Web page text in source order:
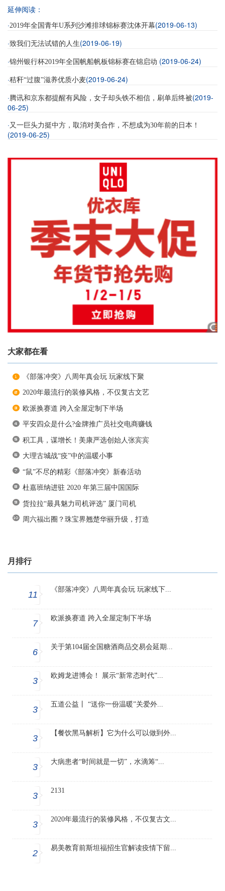
延伸阅读：
·2019年全国青年U系列沙滩排球锦标赛沈体开幕(2019-06-13)
·致我们无法试错的人生(2019-06-19)
·锦州银行杯2019年全国帆船帆板锦标赛在锦启动 (2019-06-24)
·秸秆“过腹”滋养优质小麦(2019-06-24)
·腾讯和京东都提醒有风险，女子却头铁不相信，刷单后终被(2019-
06-25)
· 又一巨头力挺中方，取消对美合作，不想成为30年前的日本！
(2019-06-25)
大家都在看
《部落冲突》八周年真会玩 玩家线下聚
2020年最流行的装修风格，不仅复古文艺
欧派换赛道 跨入全屋定制下半场
平安四众是什么?金牌推广员社交电商赚钱
积工具，谋增长！美康严选创始人张宾宾
大理古城战“疫”中的温暖小事
“鼠”不尽的精彩《部落冲突》新春活动
杜嘉班纳进驻 2020 年第三届中国国际
货拉拉“最具魅力司机评选” 厦门司机
周六福出圈？珠宝界翘楚华丽升级，打造
月排行
11
《部落冲突》八周年真会玩 玩家线下...
7
欧派换赛道 跨入全屋定制下半场
6
关于第104届全国糖酒商品交易会延期...
3
欧姆龙进博会！ 展示“新常态时代”...
3
五道公益丨 “送你一份温暖”关爱外...
3
【餐饮黑马解析】它为什么可以做到外...
3
大病患者“时间就是一切”，水滴筹“...
3
2131
3
2020年最流行的装修风格，不仅复古文...
2
易美教育前斯坦福招生官解读疫情下留...